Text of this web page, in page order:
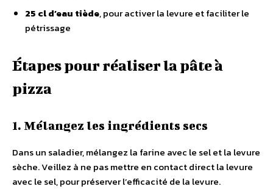
25 cl d’eau tiède, pour activer la levure et faciliter le
pétrissage
Étapes pour réaliser la pâte à
pizza
1. Mélangez les ingrédients secs
Dans un saladier, mélangez la farine avec le sel et la levure
sèche. Veillez à ne pas mettre en contact direct la levure
avec le sel, pour préserver l’efficacité de la levure.